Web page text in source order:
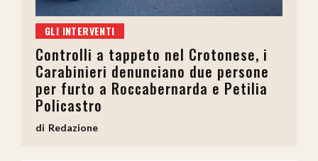
GLI INTERVENTI
Controlli a tappeto nel Crotonese, i
Carabinieri denunciano due persone
per furto a Roccabernarda e Petilia
Policastro
Redazione